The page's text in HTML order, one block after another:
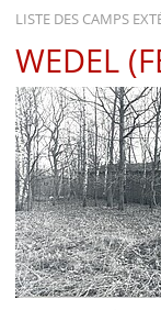
LISTE DES CAMPS
ACCUEIL
ACTUALITÉS
EXPOSITIONS
HISTORIQUE
FORMATION
RECHERCHE
WEDEL